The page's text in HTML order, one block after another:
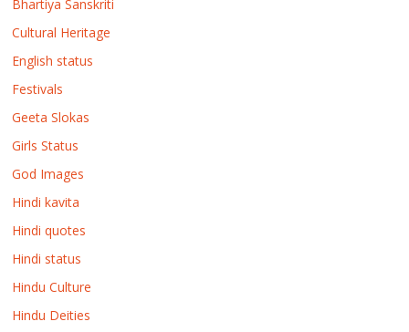
Bhartiya Sanskriti
Cultural Heritage
English status
Festivals
Geeta Slokas
Girls Status
God Images
Hindi kavita
Hindi quotes
Hindi status
Hindu Culture
Hindu Deities